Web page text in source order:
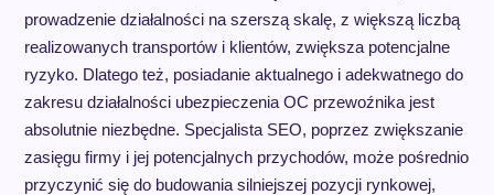
prowadzenie działalności na szerszą skalę, z większą liczbą
realizowanych transportów i klientów, zwiększa potencjalne
ryzyko. Dlatego też, posiadanie aktualnego i adekwatnego do
zakresu działalności ubezpieczenia OC przewoźnika jest
absolutnie niezbędne. Specjalista SEO, poprzez zwiększanie
zasięgu firmy i jej potencjalnych przychodów, może pośrednio
przyczynić się do budowania silniejszej pozycji rynkowej,